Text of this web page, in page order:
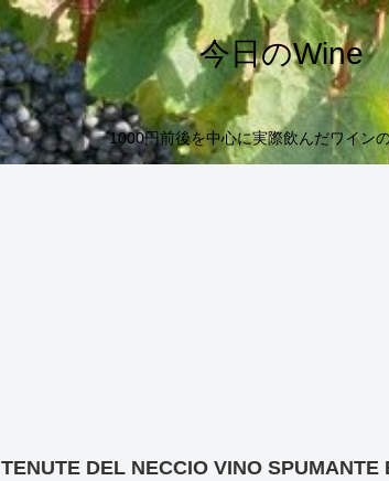
今日のWine
1000円前後を中心に実際飲んだワイン
TENUTE DEL NECCIO VINO SPUMANTE